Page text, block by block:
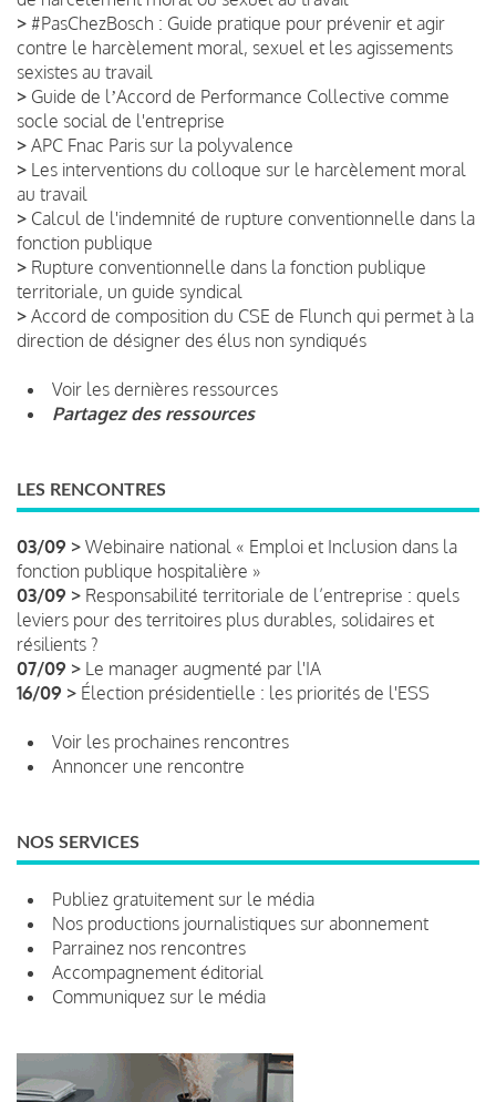
> #PasChezBosch : Guide pratique pour prévenir et agir
contre le harcèlement moral, sexuel et les agissements
sexistes au travail
> Guide de lʼAccord de Performance Collective comme
socle social de l'entreprise
> APC Fnac Paris sur la polyvalence
> Les interventions du colloque sur le harcèlement moral
au travail
> Calcul de l'indemnité de rupture conventionnelle dans la
fonction publique
> Rupture conventionnelle dans la fonction publique
territoriale, un guide syndical
> Accord de composition du CSE de Flunch qui permet à la
direction de désigner des élus non syndiqués
Voir les dernières ressources
Partagez des ressources
LES RENCONTRES
03/09 > Webinaire national « Emploi et Inclusion dans la
fonction publique hospitalière »
03/09 > Responsabilité territoriale de l’entreprise : quels
leviers pour des territoires plus durables, solidaires et
résilients ?
07/09 > Le manager augmenté par l'IA
16/09 > Élection présidentielle : les priorités de l'ESS
Voir les prochaines rencontres
Annoncer une rencontre
NOS SERVICES
Publiez gratuitement sur le média
Nos productions journalistiques sur abonnement
Parrainez nos rencontres
Accompagnement éditorial
Communiquez sur le média